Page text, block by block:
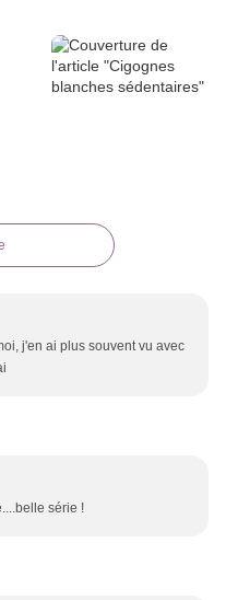
j'en ai plus souvent vu avec
série !